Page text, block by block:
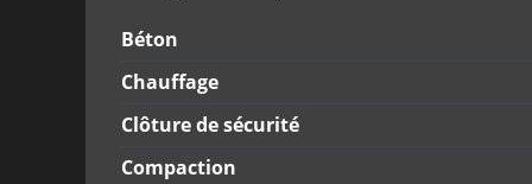
Béton
Chauffage
Clôture de sécurité
Compaction